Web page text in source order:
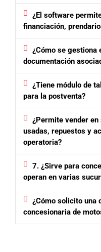
¿El software
financiación,
¿Cómo se gestiona
documentación
¿Tiene módulo de
para la postventa?
¿Permite vender
usadas, repuestos y
operatoria?
7. ¿Sirve para
operan en varias
¿Cómo solicito una
concesionaria de